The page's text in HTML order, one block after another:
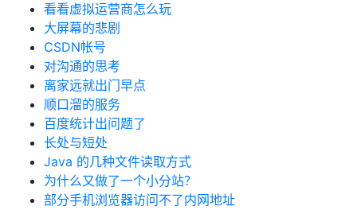
看看虚拟运营商怎么玩
大屏幕的悲剧
CSDN帐号
对沟通的思考
离家远就出门早点
顺口溜的服务
百度统计出问题了
长处与短处
Java 的几种文件读取方式
为什么又做了一个小分站？
部分手机浏览器访问不了内网地址